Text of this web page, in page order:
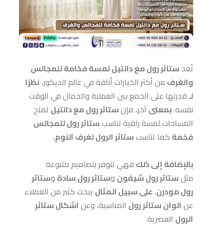
تُعد ستائر رول مع دانتيل لمسة فخامة للمجالس
والغرف من أكثر الخيارات أناقة في عالم الديكور، نظرًا
لـقدرتها على الجمع بين العملية والجمال في الوقت
نفسه.بمعنى آخر، فإنستائر رول مع دانتيل تمنح
المساحات لمسة راقية تناسبستائر رول للمجالس
فخمة كما تناسبستائر الرول لغرف النوم.
بالإضافة إلى ذلك فهي تتوفر بتصاميم متنوعة
مثلستائر رول شيفون وستائر رول سادة وستائر
رول مودرن.على سبيل المثال يبحث كثير من العملاء
عن الوان ستائر رول المناسبة، وعن اشكال ستائر
الرول العصرية.